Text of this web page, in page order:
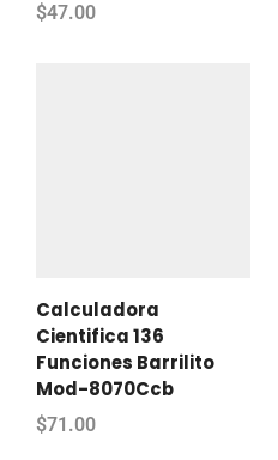
$47.00
Calculadora
Cientifica 136
Funciones Barrilito
Mod-8070Ccb
$71.00